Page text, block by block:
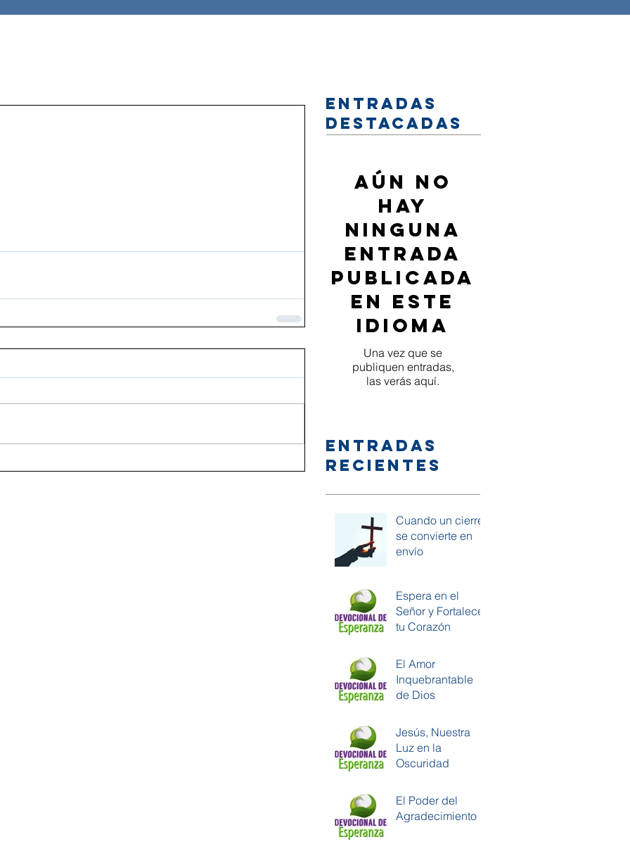
Entradas
destacadas
Aún no
hay
ninguna
entrada
publicada
en este
idioma
Una vez que se
publiquen entradas,
las verás aquí.
Entradas
recientes
Cuando un cierre
se convierte en
envío
Espera en el
Señor y Fortalece
tu Corazón
El Amor
Inquebrantable
de Dios
Jesús, Nuestra
Luz en la
Oscuridad
El Poder del
Agradecimiento